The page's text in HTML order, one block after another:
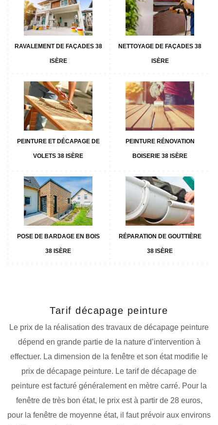
RAVALEMENT DE FAÇADES 38
ISÈRE
NETTOYAGE DE FAÇADES 38
ISÈRE
PEINTURE ET DÉCAPAGE DE
VOLETS 38 ISÈRE
PEINTURE RÉNOVATION
BOISERIE 38 ISÈRE
POSE DE BARDAGE EN BOIS
38 ISÈRE
RÉPARATION DE GOUTTIÈRE
38 ISÈRE
Tarif décapage peinture
Le prix de la réalisation des travaux de décapage peinture
dépend en grande partie de la nature d’intervention à
effectuer. La dimension de la fenêtre et son état modifie le
prix de décapage peinture. Le tarif de décapage de
peinture est facturé généralement en mètre carré. Pour la
fenêtre de très bon état, le prix est à partir de 28 euros,
pour la fenêtre de moyenne état, il faut prévoir aux environs